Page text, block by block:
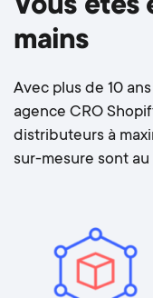
repeat
clients.
Vous êtes
mains
Avec plus de 10
agence CRO
distributeurs à
sur-mesure sont